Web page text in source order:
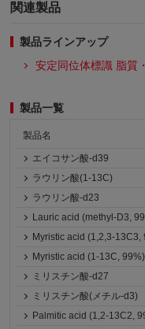
関連製品
製品ラインアップ
安定同位体標識 脂質
製品一覧
製品名
エイコサン酸-d39
ラウリン酸(1-13C)
ラウリン酸-d23
Lauric acid (methyl-D3,
Myristic acid (1,2,3-13C3,
Myristic acid (1-13C, 99%)
ミリスチン酸-d27
ミリスチン酸(メチル-d3)
Palmitic acid (1,2-13C2,